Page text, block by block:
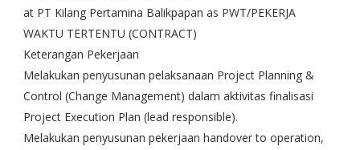
at PT Kilang Pertamina Balikpapan as PWT/PEKERJA
WAKTU TERTENTU (CONTRACT)
Keterangan Pekerjaan
Melakukan penyusunan pelaksanaan Project Planning &
Control (Change Management) dalam aktivitas finalisasi
Project Execution Plan (lead responsible).
Melakukan penyusunan pekerjaan handover to operation,